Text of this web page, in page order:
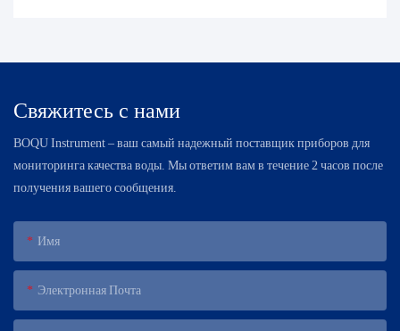
Свяжитесь с нами
BOQU Instrument – ​​ваш самый надежный поставщик приборов для
мониторинга качества воды. Мы ответим вам в течение 2 часов после
получения вашего сообщения.
Имя
Электронная Почта